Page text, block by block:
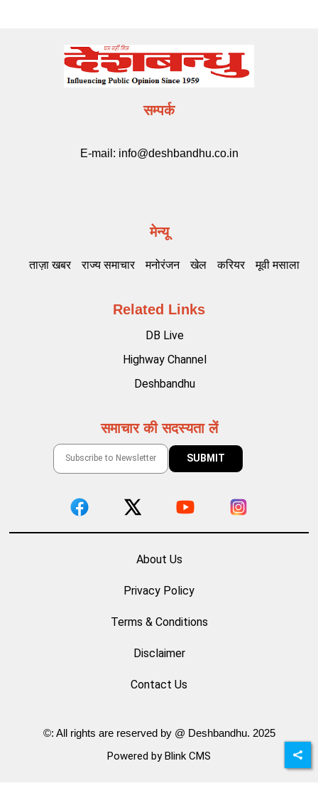
सम्पर्क
E-mail: info@deshbandhu.co.in
मेन्यू
ताज़ा खबर राज्य समाचार मनोरंजन खेल करियर मूवी मसाला
Related Links
DB Live
Highway Channel
Deshbandhu
समाचार की सदस्यता लें
About Us
Privacy Policy
Terms & Conditions
Disclaimer
Contact Us
©: All rights are reserved by @ Deshbandhu. 2025
Powered by Blink CMS